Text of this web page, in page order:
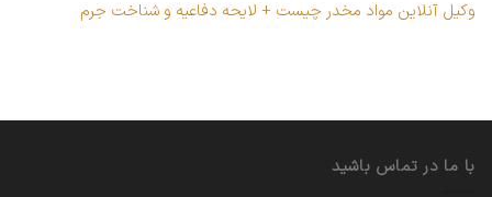
وکیل آنلاین مواد مخدر چیست + لایحه دفاعیه و شناخت جرم
با ما در تماس باشید